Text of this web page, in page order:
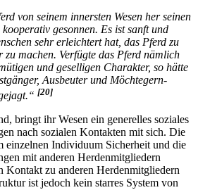
getrennten, rhythmischen Gängen.
von seinem innersten Wesen her seinen
gesonnen. Es ist sanft und
sehr erleichtert hat, das Pferd zu
machen. Verfügte das Pferd nämlich
und geselligen Charakter, so hätte
Ausbeuter und Möchtegern-
[20]
bringt ihr Wesen ein generelles soziales
nach sozialen Kontakten mit sich. Die
einzelnen Individuum Sicherheit und die
mit anderen Herdenmitgliedern